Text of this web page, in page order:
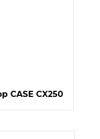
CASE CX250